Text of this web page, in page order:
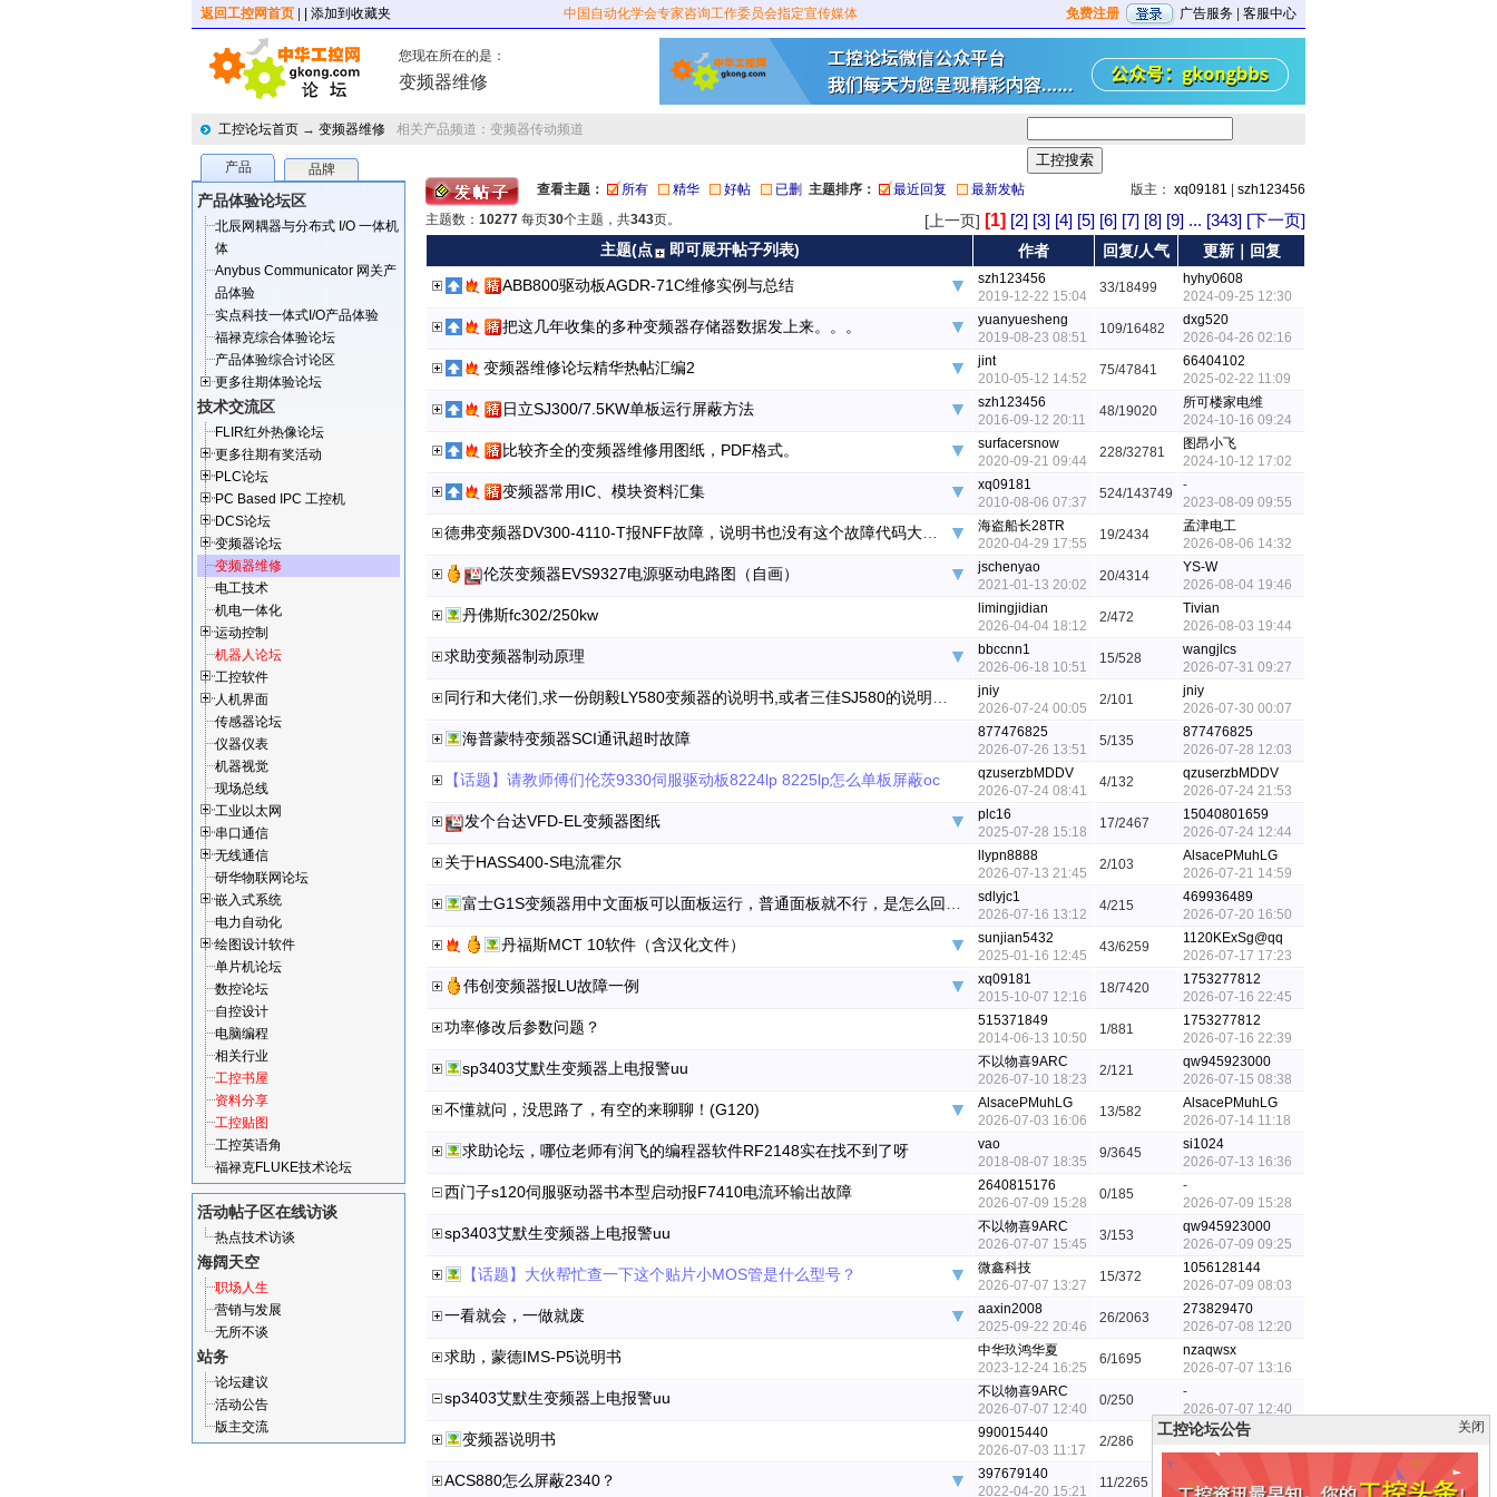
返回工控网首页 | 添加到收藏夹 中国自动化学会专家咨询工作委员会指定宣传媒体 免费注册 广告服务 客服中心
您现在所在的是：
变频器维修
工控论坛首页 → 变频器维修 相关产品频道： 变频器传动频道
产品 品牌
产品体验论坛区
北辰网耦器与分布式 I/O 一体机
体
Anybus Communicator 网关产
品体验
实点科技一体式I/O产品体验
福禄克综合体验论坛
产品体验综合讨论区
更多往期体验论坛
技术交流区
FLIR红外热像论坛
更多往期有奖活动
PLC论坛
PC Based IPC 工控机
DCS论坛
变频器论坛
变频器维修
电工技术
机电一体化
运动控制
机器人论坛
工控软件
人机界面
传感器论坛
仪器仪表
机器视觉
现场总线
工业以太网
串口通信
无线通信
研华物联网论坛
嵌入式系统
电力自动化
绘图设计软件
单片机论坛
数控论坛
自控设计
电脑编程
相关行业
工控书屋
资料分享
工控贴图
工控英语角
福禄克FLUKE技术论坛
活动帖子区在线访谈
热点技术访谈
海阔天空
职场人生
营销与发展
无所不谈
站务
论坛建议
活动公告
版主交流
查看主题： 所有 精华 好帖 已删 主题排序： 最近回复 最新发帖 版主： xq09181
szh123456
主题数： 10277 每页30个主题，共343页。 [上一页] [1] [2] [3] [4] [5] [6] [7] [8] [9] ... [343] [下一页]
主题(点 即可展开帖子列表) 作者 回复/人气
更新｜回复
ABB800驱动板AGDR-71C维修实例与总结
szh123456
2019-12-22 15:04
33/18499
hyhy0608
2024-09-25 12:30
把这几年收集的多种变频器存储器数据发上来。。。
yuanyuesheng
2019-08-23 08:51
109/16482
dxg520
2026-04-26 02:16
变频器维修论坛精华热帖汇编2
jint
2010-05-12 14:52
75/47841
66404102
2025-02-22 11:09
日立SJ300/7.5KW单板运行屏蔽方法
szh123456
2016-09-12 20:11
48/19020
所可楼家电维
2024-10-16 09:24
比较齐全的变频器维修用图纸，PDF格式。
surfacersnow
2020-09-21 09:44
228/32781
图昂小飞
2024-10-12 17:02
变频器常用IC、模块资料汇集
xq09181
2010-08-06 07:37
524/143749
-
2023-08-09 09:55
海盗船长28TR
2020-04-29 17:55
19/2434
孟津电工
2026-08-06 14:32
伦茨变频器EVS9327电源驱动电路图（自画）
jschenyao
2021-01-13 20:02
20/4314
YS-W
2026-08-04 19:46
丹佛斯fc302/250kw
limingjidian
2026-04-04 18:12
2/472
Tivian
2026-08-03 19:44
求助变频器制动原理
bbccnn1
2026-06-18 10:51
15/528
wangjlcs
2026-07-31 09:27
jniy
2026-07-24 00:05
2/101
jniy
2026-07-30 00:07
海普蒙特变频器SCI通讯超时故障
877476825
2026-07-26 13:51
5/135
877476825
2026-07-28 12:03
【话题】请教师傅们伦茨9330伺服驱动板8224lp 8225lp怎么单板屏蔽oc
qzuserzbMDDV
2026-07-24 08:41
4/132
qzuserzbMDDV
2026-07-24 21:53
发个台达VFD-EL变频器图纸
plc16
2025-07-28 15:18
17/2467
15040801659
2026-07-24 12:44
关于HASS400-S电流霍尔
llypn8888
2026-07-13 21:45
2/103
AlsacePMuhLG
2026-07-21 14:59
sdlyjc1
2026-07-16 13:12
4/215
469936489
2026-07-20 16:50
丹福斯MCT 10软件（含汉化文件）
sunjian5432
2025-01-16 12:45
43/6259
1120KExSg@qq
2026-07-17 17:23
伟创变频器报LU故障一例
xq09181
2015-10-07 12:16
18/7420
1753277812
2026-07-16 22:45
功率修改后参数问题？
515371849
2014-06-13 10:50
1/881
1753277812
2026-07-16 22:39
sp3403艾默生变频器上电报警uu
不以物喜9ARC
2026-07-10 18:23
2/121
qw945923000
2026-07-15 08:38
不懂就问，没思路了，有空的来聊聊！(G120)
AlsacePMuhLG
2026-07-03 16:06
13/582
AlsacePMuhLG
2026-07-14 11:18
求助论坛，哪位老师有润飞的编程器软件RF2148实在找不到了呀
vao
2018-08-07 18:35
9/3645
si1024
2026-07-13 16:36
西门子s120伺服驱动器书本型启动报F7410电流环输出故障
2640815176
2026-07-09 15:28
0/185
-
2026-07-09 15:28
sp3403艾默生变频器上电报警uu
不以物喜9ARC
2026-07-07 15:45
3/153
qw945923000
2026-07-09 09:25
【话题】大伙帮忙查一下这个贴片小MOS管是什么型号？
微鑫科技
2026-07-07 13:27
15/372
1056128144
2026-07-09 08:03
一看就会，一做就废
aaxin2008
2025-09-22 20:46
26/2063
273829470
2026-07-08 12:20
求助，蒙德IMS-P5说明书
中华玖鸿华夏
2023-12-24 16:25
6/1695
nzaqwsx
2026-07-07 13:16
sp3403艾默生变频器上电报警uu
不以物喜9ARC
2026-07-07 12:40
0/250
-
2026-07-07 12:40
变频器说明书
990015440
2026-07-03 11:17
2/286
990015440
2026-07-04 21:25
ACS880怎么屏蔽2340？
397679140
2022-04-20 15:21
11/2265
2026-07-04 21:15
工控论坛公告 关闭